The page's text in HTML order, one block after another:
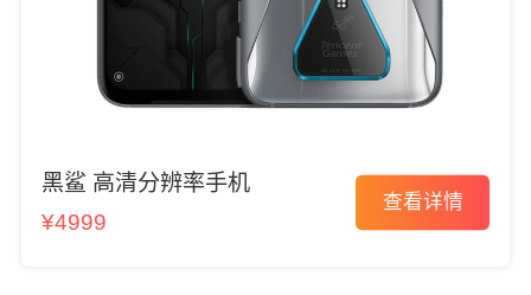
黑鲨 高清分辨率手机
¥4999
查看详情